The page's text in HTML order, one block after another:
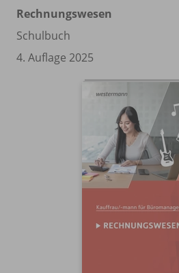
Rechnungswesen
Schulbuch
4. Auflage 2025